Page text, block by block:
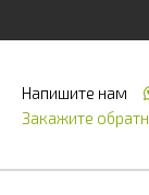
Напишите нам
Закажите